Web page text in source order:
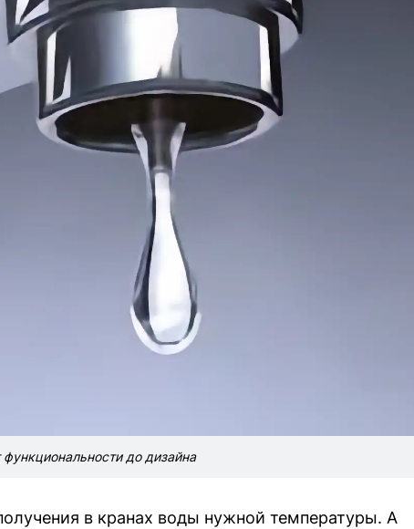
функциональности до дизайна
в кранах воды нужной температуры. А